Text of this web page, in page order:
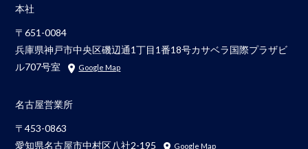
本社
〒651-0084
兵庫県神戸市中央区磯辺通1丁目1番18号カサベラ国際プラザビ
ル707号室
Google Map
名古屋営業所
〒453-0863
愛知県名古屋市中村区八社2-195
Google Map